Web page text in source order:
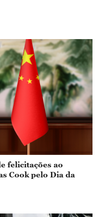
felicitações ao
Cook pelo Dia da